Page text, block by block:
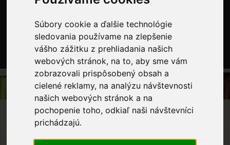
Súbory cookie a ďalšie technológie
sledovania používame na zlepšenie
vášho zážitku z prehliadania našich
webových stránok, na to, aby sme vám
zobrazovali prispôsobený obsah a
cielené reklamy, na analýzu návštevnosti
našich webových stránok a na
pochopenie toho, odkiaľ naši návštevníci
prichádzajú.
0
OBCHOD VÝROBKY Z NAŠEJ DIELNE